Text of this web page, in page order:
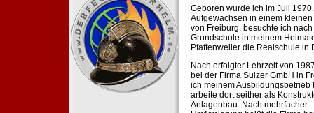
Geboren wurde ich im Juli 1970.
Aufgewachsen in einem kleinen
von Freiburg, besuchte ich nach
Grundschule in meinem
Pfaffenweiler die Realschule in
Nach erfolgter Lehrzeit von
bei der Firma Sulzer GmbH in
ich meinem Ausbildungsbetrieb
arbeite dort seither als
Anlagenbau. Nach mehrfacher